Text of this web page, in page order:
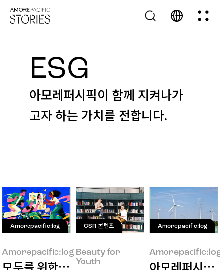
ESG
아모레퍼시픽이 함께 지켜나가
고자 하는 가치를 전합니다.
Amorepacific:log
Amorepacific:log
모두를 위한 뷰티는 어떻게 만들어질까
CSR 콘텐츠
Beauty for
Youth
Amorepacific:log
아모레퍼시픽